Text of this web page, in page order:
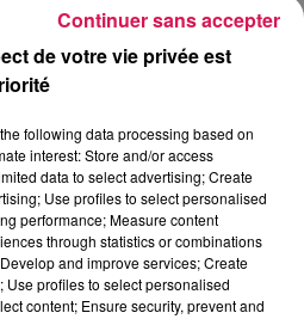
de votre vie privée est
following data processing based on
interest: Store and/or access
data to select advertising; Create
Use profiles to select personalised
performance; Measure content
through statistics or combinations
and improve services; Create
profiles to select personalised
content; Ensure security, prevent and
Continuer sans accepter